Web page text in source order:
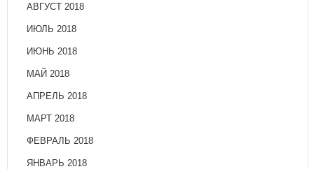
АВГУСТ 2018
ИЮЛЬ 2018
ИЮНЬ 2018
МАЙ 2018
АПРЕЛЬ 2018
МАРТ 2018
ФЕВРАЛЬ 2018
ЯНВАРЬ 2018